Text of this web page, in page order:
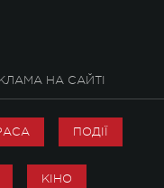
НА САЙТІ
ПОДІЇ
КІНО